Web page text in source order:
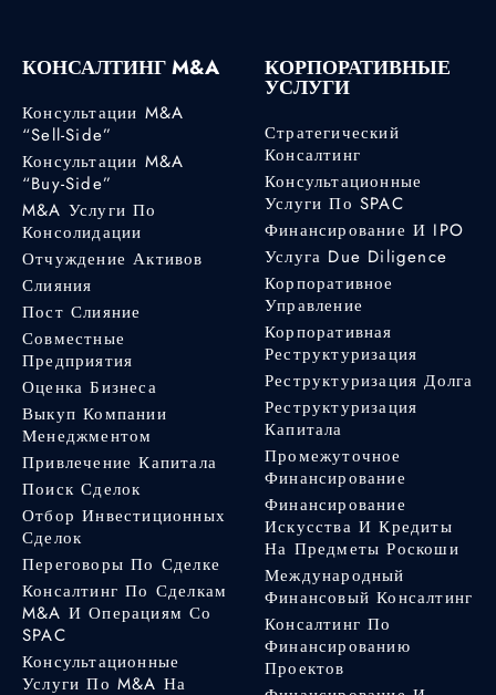
КОНСАЛТИНГ M&A
Консультации M&A
“Sell-Side”
Консультации M&A
“Buy-Side”
M&A Услуги По
Консолидации
Отчуждение Активов
Слияния
Пост Слияние
Совместные
Предприятия
Оценка Бизнеса
Выкуп Компании
Менеджментом
Привлечение Капитала
Поиск Сделок
Отбор Инвестиционных
Сделок
Переговоры По Сделке
Консалтинг По Сделкам
M&A И Операциям Со
SPAC
Консультационные
Услуги По M&A На
КОРПОРАТИВНЫЕ
УСЛУГИ
Стратегический
Консалтинг
Консультационные
Услуги По SPAC
Финансирование И IPO
Услуга Due Diligence
Корпоративное
Управление
Корпоративная
Реструктуризация
Реструктуризация Долга
Реструктуризация
Капитала
Промежуточное
Финансирование
Финансирование
Искусства И Кредиты
На Предметы Роскоши
Международный
Финансовый Консалтинг
Консалтинг По
Финансированию
Проектов